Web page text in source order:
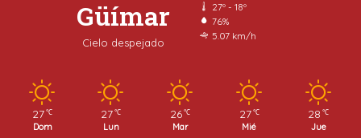
Güímar
Cielo despejado
27º - 18º
76%
5.07 km/h
27 ℃
Dom
27 ℃
Lun
26 ℃
Mar
27 ℃
Mié
28 ℃
Jue